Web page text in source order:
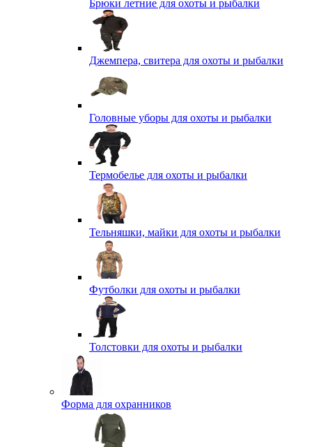
Брюки летние для охоты и рыбалки
Джемпера, свитера для охоты и рыбалки
Головные уборы для охоты и рыбалки
Термобелье для охоты и рыбалки
Тельняшки, майки для охоты и рыбалки
Футболки для охоты и рыбалки
Толстовки для охоты и рыбалки
Форма для охранников